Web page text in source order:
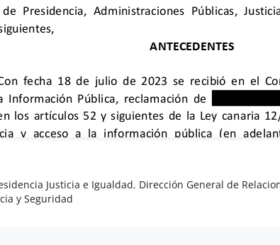
Justicia e Igualdad, Dirección General de
y Seguridad